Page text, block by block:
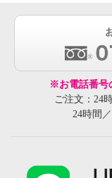
※お電話番号
ご注文：24
24時間